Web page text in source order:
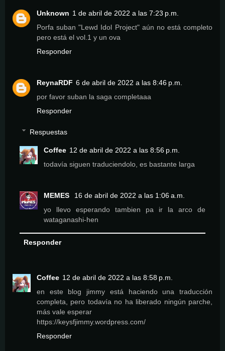
Unknown 1 de abril de 2022 a las 7:23 p.m.
Porfa suban "Lewd Idol Project" aún no está completo
pero está el vol.1 y un ova
Responder
ReynaRDF 6 de abril de 2022 a las 8:46 p.m.
por favor suban la saga completaaa
Responder
Respuestas
Coffee 12 de abril de 2022 a las 8:56 p.m.
todavía siguen traduciendolo, es bastante larga
MEMES
16 de abril de 2022 a las 1:06 a.m.
yo llevo esperando tambien pa ir la arco de
wataganashi-hen
Responder
Coffee 12 de abril de 2022 a las 8:58 p.m.
en este blog jimmy está haciendo una traducción
completa, pero todavía no ha liberado ningún parche,
más vale esperar
https://keysfjimmy.wordpress.com/
Responder